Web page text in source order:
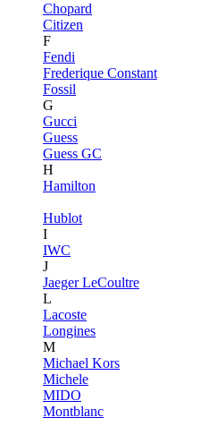
Chopard
Citizen
F
Fendi
Frederique Constant
Fossil
G
Gucci
Guess
Guess GC
H
Hamilton
Hublot
I
IWC
J
Jaeger LeCoultre
L
Lacoste
Longines
M
Michael Kors
Michele
MIDO
Montblanc